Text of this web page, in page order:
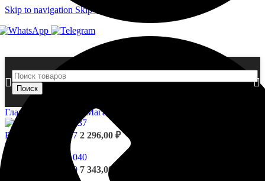
Skip to navigation Skip to main content
Поиск
Главная страница Магазин
Розетки - 1.56.037 2 296,00 ₽
Назад к товарам
Розетки - 1.56.040 7 343,00